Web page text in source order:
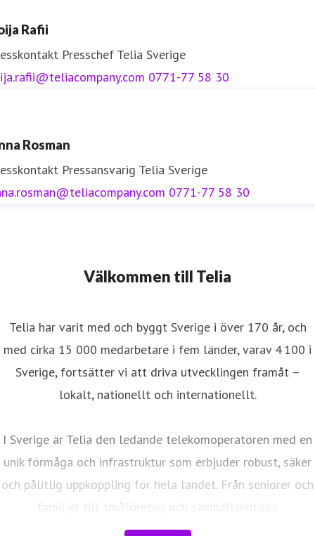
Rafii
Presschef Telia Sverige
0771-77 58 30
Rosman
Pressansvarig Telia Sverige
0771-77 58 30
Välkommen till Telia
Telia har varit med och byggt Sverige i över 170 år, och
med cirka 15 000 medarbetare i fem länder, varav 4 100 i
Sverige, fortsätter vi att driva utvecklingen framåt –
lokalt, nationellt och internationellt.
I Sverige är Telia den ledande telekomoperatören med en
unik förmåga och infrastruktur som erbjuder robust, säker
och pålitlig uppkoppling för hela landet. Från seniorer och
familjer till småföretag och samhällskritiska
verksamheter. Vi möjliggör digitaliseringens kraft i